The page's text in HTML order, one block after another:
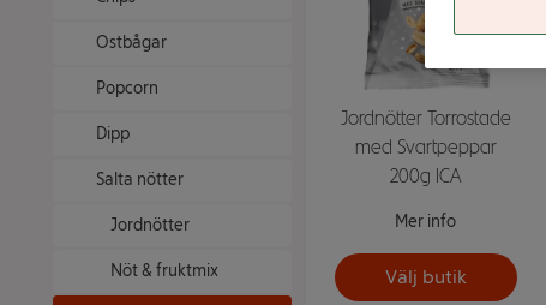
Ostbågar
Popcorn
Dipp
Salta nötter
Jordnötter
Nöt & fruktmix
Jordnötter Torrostade
med Svartpeppar
200g ICA
Mer info
Välj butik